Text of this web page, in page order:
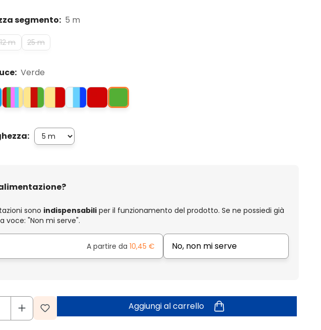
segmento: 5 m
12 m 25 m
Verde
sono indispensabiliper il funzionamento del prodotto. Se ne possiedi già
voce: "Non mi serve".
A partire da 10,45 € No, non mi serve
Aggiungi al carrello